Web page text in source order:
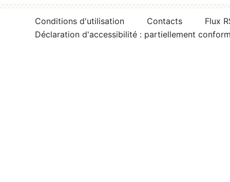
Conditions d'utilisation Contacts
Flux
Déclaration d'accessibilité : partiellement